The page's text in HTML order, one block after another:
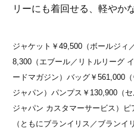
リーにも着回せる、軽やか
ジャケット￥49,500（ボールジィ
8,300（エブール／リトルリーグ
ードマガジン）バッグ￥561,000
ジャパン）パンプス￥130,900（
ジャパン カスタマーサービス）
（ともにブランイリス／ブラン